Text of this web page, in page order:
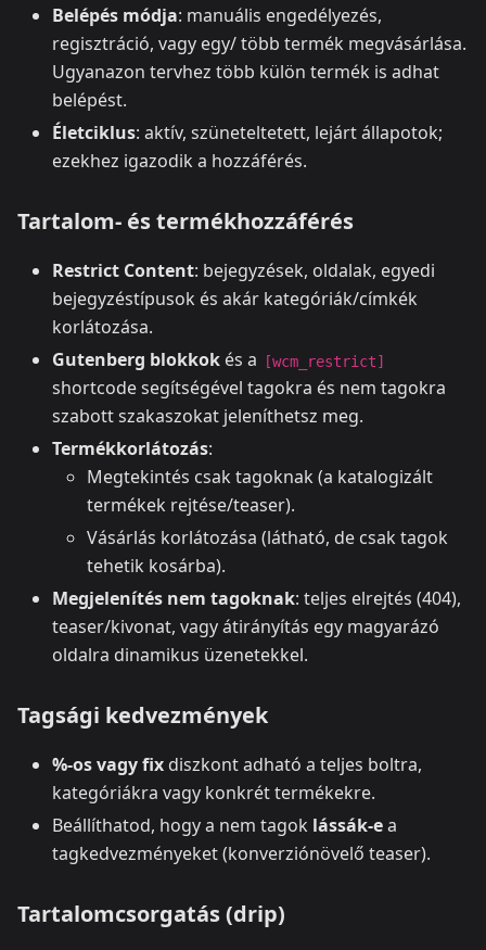
Belépés módja: manuális engedélyezés,
regisztráció, vagy egy/ több termék megvásárlása.
Ugyanazon tervhez több külön termék is adhat
belépést.
Életciklus: aktív, szüneteltetett, lejárt állapotok;
ezekhez igazodik a hozzáférés.
Tartalom- és termékhozzáférés
Restrict Content: bejegyzések, oldalak, egyedi
bejegyzéstípusok és akár kategóriák/címkék
korlátozása.
Gutenberg blokkok és a [wcm_restrict]
shortcode segítségével tagokra és nem tagokra
szabott szakaszokat jeleníthetsz meg.
Termékkorlátozás:
Megtekintés csak tagoknak (a katalogizált
termékek rejtése/teaser).
Vásárlás korlátozása (látható, de csak tagok
tehetik kosárba).
Megjelenítés nem tagoknak: teljes elrejtés (404),
teaser/kivonat, vagy átirányítás egy magyarázó
oldalra dinamikus üzenetekkel.
Tagsági kedvezmények
%-os vagy fix diszkont adható a teljes boltra,
kategóriákra vagy konkrét termékekre.
Beállíthatod, hogy a nem tagok lássák‑ea
tagkedvezményeket (konverziónövelő teaser).
Tartalomcsorgatás (drip)